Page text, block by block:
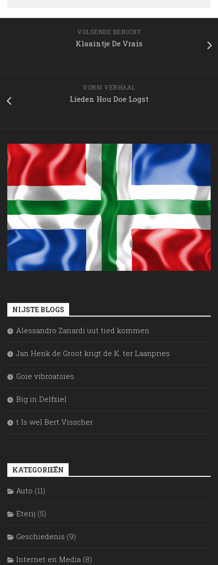
VOLGENDE BERICHT
Klaaintje De Vrais
VORIG VERHAAL
Lieden Hou Doe Logst
NIJSTE BLOGS
Alessandro Zanardi uut tied kommen
Jan Henk de Groot krigt de K. ter Laanpries
Goie vibroatsies
Big in Delfziel
t Is wel Bert Visscher
KATEGORIEËN
Auto (11)
Eterij (5)
Geschiedenis (9)
Internet en Media (8)